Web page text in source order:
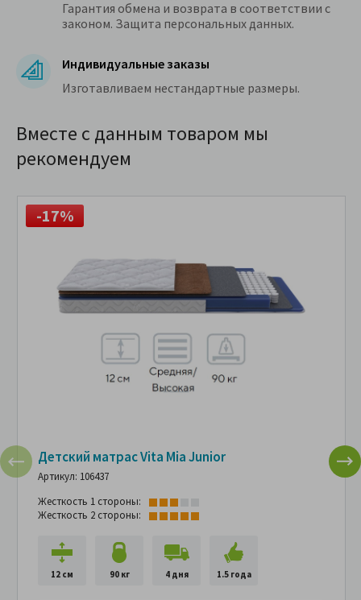
Гарантия обмена и возврата в соответствии с
законом. Защита персональных данных.
Индивидуальные заказы
Изготавливаем нестандартные размеры.
Вместе с данным товаром мы
рекомендуем
-17%
Детский матрас Vita Mia Junior
Артикул: 106437
Жесткость 1 стороны:
Жесткость 2 стороны:
12 см 90 кг 4 дня 1.5 года